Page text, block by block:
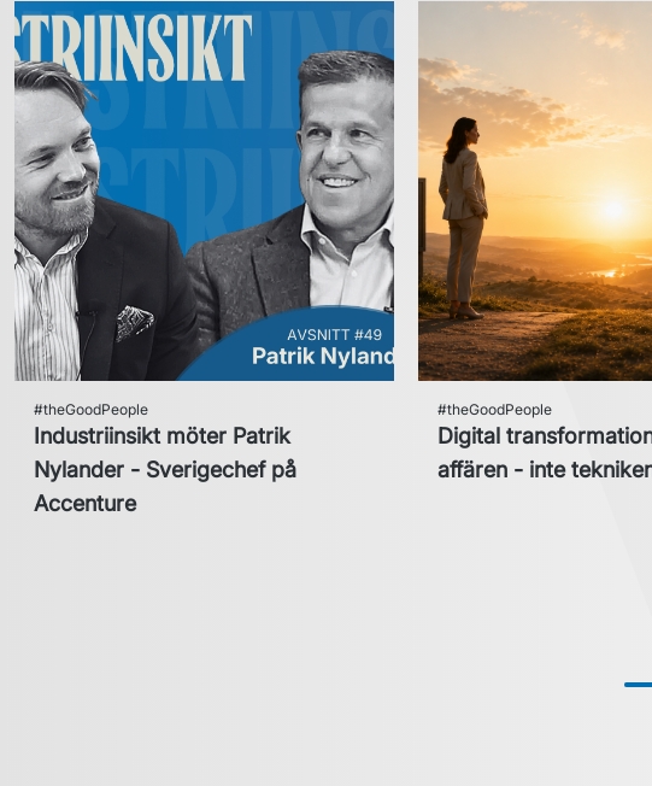
#theGoodPeople
Industriinsikt möter Patrik
Nylander - Sverigechef på
Accenture
#theGoodPeople
Digital
affären - inte